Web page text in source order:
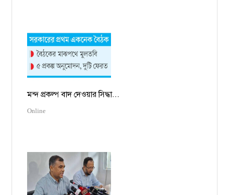
মন্দ প্রকল্প বাদ দেওয়ার সিদ্ধা...
Online